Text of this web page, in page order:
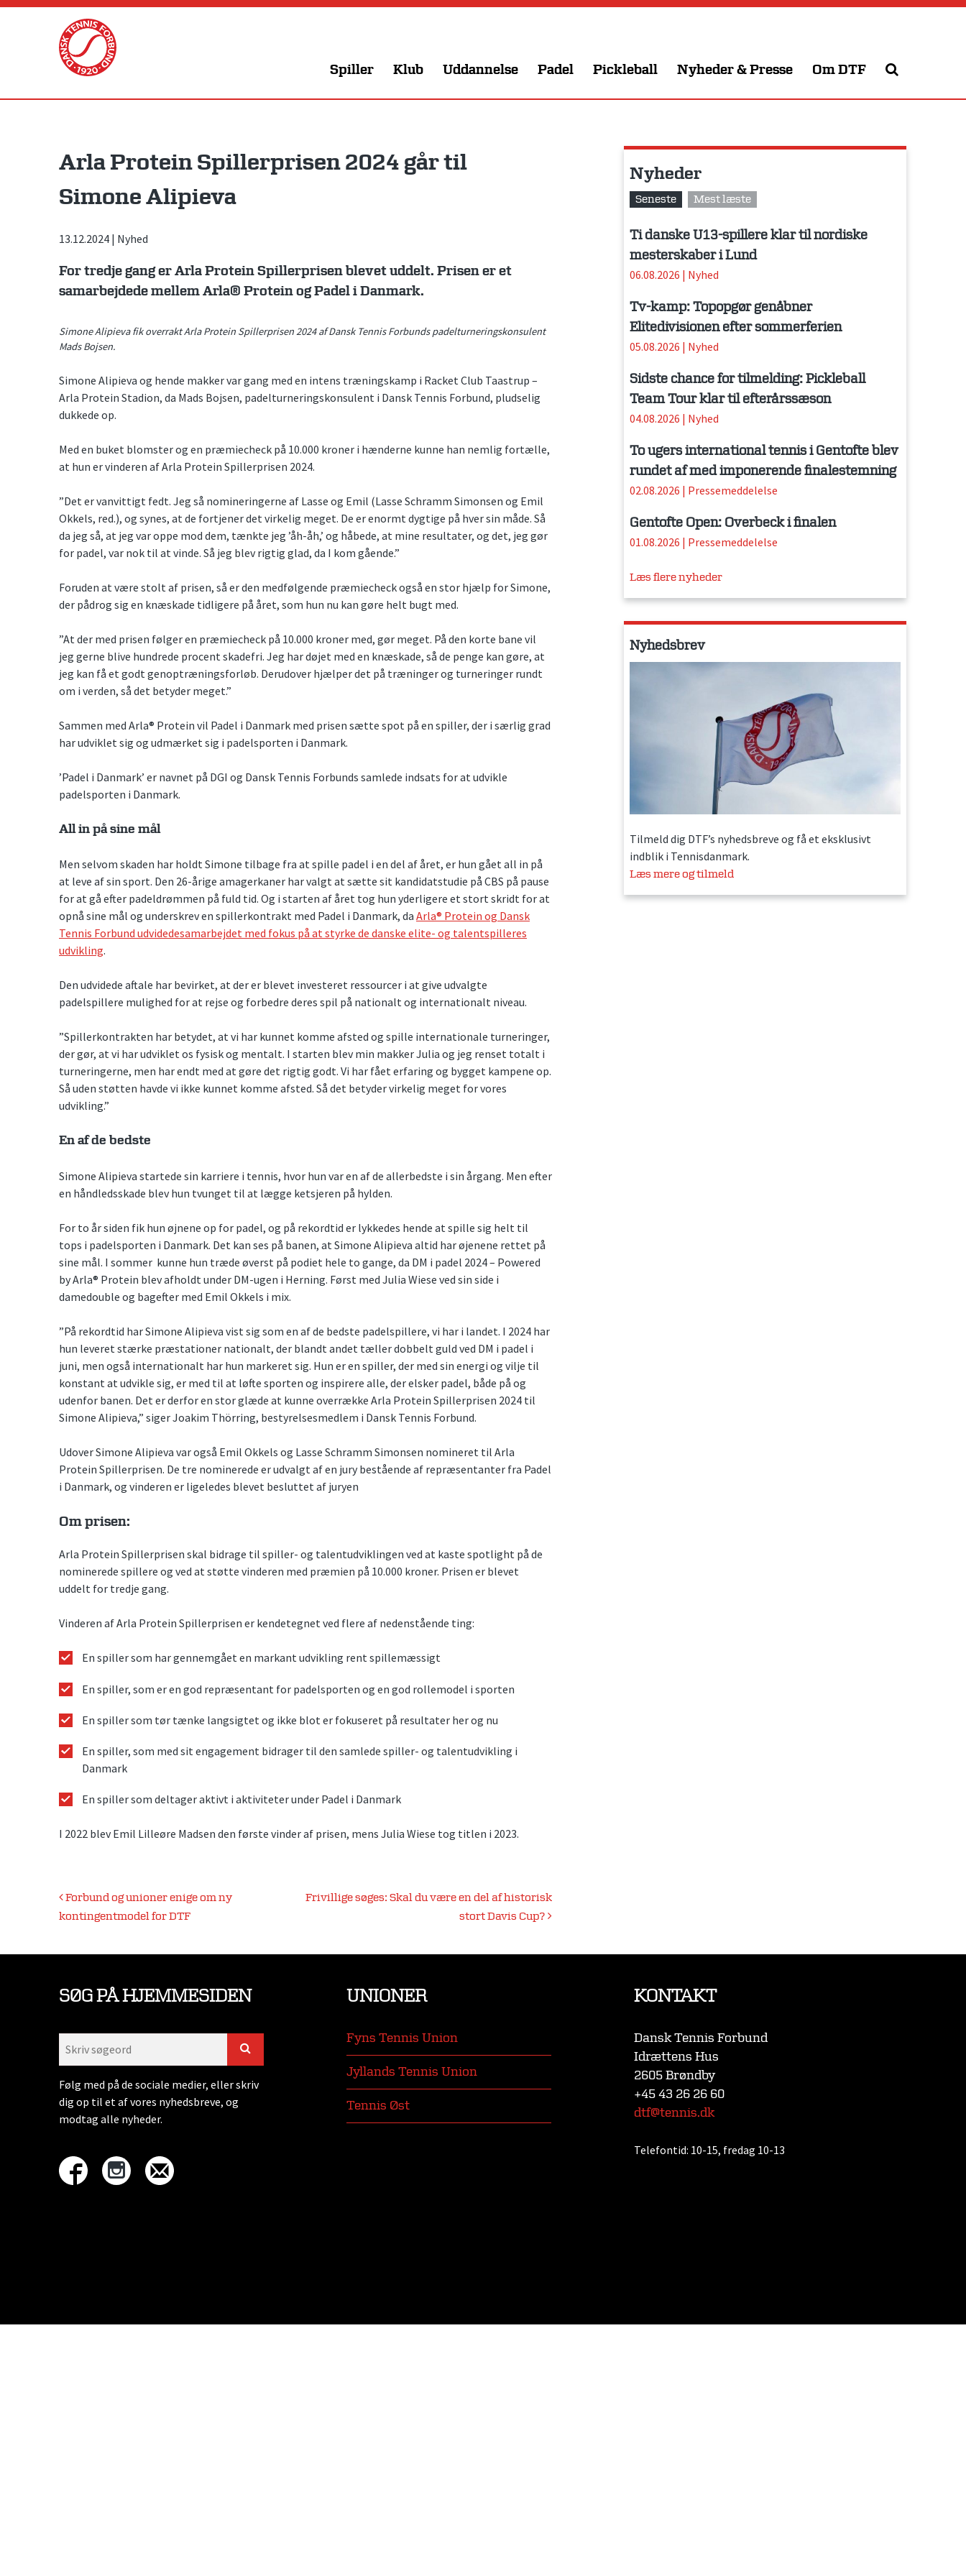
Skip
Spiller Klub Uddannelse Padel Pickleball Nyheder & Presse Om DTF
Arla Protein Spillerprisen 2024 går til
Simone Alipieva
13.12.2024 | Nyhed
For tredje gang er Arla Protein Spillerprisen blevet uddelt. Prisen er et
samarbejdede mellem Arla® Protein og Padel i Danmark.
Simone Alipieva fik overrakt Arla Protein Spillerprisen 2024 af Dansk Tennis Forbunds padelturneringskonsulent
Mads Bojsen.
Simone Alipieva og hende makker var gang med en intens træningskamp i Racket Club Taastrup –
Arla Protein Stadion, da Mads Bojsen, padelturneringskonsulent i Dansk Tennis Forbund, pludselig
dukkede op.
Med en buket blomster og en præmiecheck på 10.000 kroner i hænderne kunne han nemlig fortælle,
at hun er vinderen af Arla Protein Spillerprisen 2024.
”Det er vanvittigt fedt. Jeg så nomineringerne af Lasse og Emil (Lasse Schramm Simonsen og Emil
Okkels, red.), og synes, at de fortjener det virkelig meget. De er enormt dygtige på hver sin måde. Så
da jeg så, at jeg var oppe mod dem, tænkte jeg ’åh-åh,’ og håbede, at mine resultater, og det, jeg gør
for padel, var nok til at vinde. Så jeg blev rigtig glad, da I kom gående.”
Foruden at være stolt af prisen, så er den medfølgende præmiecheck også en stor hjælp for Simone,
der pådrog sig en knæskade tidligere på året, som hun nu kan gøre helt bugt med.
”At der med prisen følger en præmiecheck på 10.000 kroner med, gør meget. På den korte bane vil
jeg gerne blive hundrede procent skadefri. Jeg har døjet med en knæskade, så de penge kan gøre, at
jeg kan få et godt genoptræningsforløb. Derudover hjælper det på træninger og turneringer rundt
om i verden, så det betyder meget.”
Sammen med Arla® Protein vil Padel i Danmark med prisen sætte spot på en spiller, der i særlig grad
har udviklet sig og udmærket sig i padelsporten i Danmark.
’Padel i Danmark’ er navnet på DGI og Dansk Tennis Forbunds samlede indsats for at udvikle
padelsporten i Danmark.
All in på sine mål
Men selvom skaden har holdt Simone tilbage fra at spille padel i en del af året, er hun gået all in på
at leve af sin sport. Den 26-årige amagerkaner har valgt at sætte sit kandidatstudie på CBS på pause
for at gå efter padeldrømmen på fuld tid. Og i starten af året tog hun yderligere et stort skridt for at
opnå sine mål og underskrev en spillerkontrakt med Padel i Danmark, da Arla® Protein og Dansk
Tennis Forbund udvidedesamarbejdet med fokus på at styrke de danske elite- og talentspilleres
udvikling.
Den udvidede aftale har bevirket, at der er blevet investeret ressourcer i at give udvalgte
padelspillere mulighed for at rejse og forbedre deres spil på nationalt og internationalt niveau.
”Spillerkontrakten har betydet, at vi har kunnet komme afsted og spille internationale turneringer,
der gør, at vi har udviklet os fysisk og mentalt. I starten blev min makker Julia og jeg renset totalt i
turneringerne, men har endt med at gøre det rigtig godt. Vi har fået erfaring og bygget kampene op.
Så uden støtten havde vi ikke kunnet komme afsted. Så det betyder virkelig meget for vores
udvikling.”
En af de bedste
Simone Alipieva startede sin karriere i tennis, hvor hun var en af de allerbedste i sin årgang. Men efter
en håndledsskade blev hun tvunget til at lægge ketsjeren på hylden.
For to år siden fik hun øjnene op for padel, og på rekordtid er lykkedes hende at spille sig helt til
tops i padelsporten i Danmark. Det kan ses på banen, at Simone Alipieva altid har øjenene rettet på
sine mål. I sommer kunne hun træde øverst på podiet hele to gange, da DM i padel 2024 – Powered
by Arla® Protein blev afholdt under DM-ugen i Herning. Først med Julia Wiese ved sin side i
damedouble og bagefter med Emil Okkels i mix.
”På rekordtid har Simone Alipieva vist sig som en af de bedste padelspillere, vi har i landet. I 2024 har
hun leveret stærke præstationer nationalt, der blandt andet tæller dobbelt guld ved DM i padel i
juni, men også internationalt har hun markeret sig. Hun er en spiller, der med sin energi og vilje til
konstant at udvikle sig, er med til at løfte sporten og inspirere alle, der elsker padel, både på og
udenfor banen. Det er derfor en stor glæde at kunne overrække Arla Protein Spillerprisen 2024 til
Simone Alipieva,” siger Joakim Thörring, bestyrelsesmedlem i Dansk Tennis Forbund.
Udover Simone Alipieva var også Emil Okkels og Lasse Schramm Simonsen nomineret til Arla
Protein Spillerprisen. De tre nominerede er udvalgt af en jury bestående af repræsentanter fra Padel
i Danmark, og vinderen er ligeledes blevet besluttet af juryen
Om prisen:
Arla Protein Spillerprisen skal bidrage til spiller- og talentudviklingen ved at kaste spotlight på de
nominerede spillere og ved at støtte vinderen med præmien på 10.000 kroner. Prisen er blevet
uddelt for tredje gang.
Vinderen af Arla Protein Spillerprisen er kendetegnet ved flere af nedenstående ting:
En spiller som har gennemgået en markant udvikling rent spillemæssigt
En spiller, som er en god repræsentant for padelsporten og en god rollemodel i sporten
En spiller som tør tænke langsigtet og ikke blot er fokuseret på resultater her og nu
En spiller, som med sit engagement bidrager til den samlede spiller- og talentudvikling i
Danmark
En spiller som deltager aktivt i aktiviteter under Padel i Danmark
I 2022 blev Emil Lilleøre Madsen den første vinder af prisen, mens Julia Wiese tog titlen i 2023.
Indlægsnavigation
Forbund og unioner enige om ny
kontingentmodel for DTF
Frivillige søges: Skal du være en del af historisk
stort Davis Cup?
Nyheder
Seneste Mest læste
Ti danske U13-spillere klar til nordiske
mesterskaber i Lund
06.08.2026 | Nyhed
Tv-kamp: Topopgør genåbner
Elitedivisionen efter sommerferien
05.08.2026 | Nyhed
Sidste chance for tilmelding: Pickleball
Team Tour klar til efterårssæson
04.08.2026 | Nyhed
To ugers international tennis i Gentofte blev
rundet af med imponerende finalestemning
02.08.2026 | Pressemeddelelse
Gentofte Open: Overbeck i finalen
01.08.2026 | Pressemeddelelse
Læs flere nyheder
Nyhedsbrev
Tilmeld dig DTF’s nyhedsbreve og få et eksklusivt
indblik i Tennisdanmark.
Læs mere og tilmeld
SØG PÅ HJEMMESIDEN
Følg med på de sociale medier, eller skriv
dig op til et af vores nyhedsbreve, og
modtag alle nyheder.
UNIONER
Fyns Tennis Union
Jyllands Tennis Union
Tennis Øst
KONTAKT
Dansk Tennis Forbund
Idrættens Hus
2605 Brøndby
+45 43 26 26 60
dtf@tennis.dk
Telefontid: 10-15, fredag 10-13